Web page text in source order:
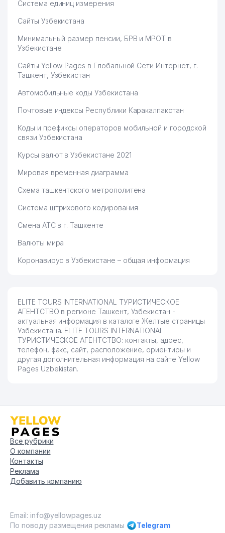
Система единиц измерения
Сайты Узбекистана
Минимальный размер пенсии, БРВ и МРОТ в
Узбекистане
Сайты Yellow Pages в Глобальной Сети Интернет, г.
Ташкент, Узбекистан
Автомобильные коды Узбекистана
Почтовые индексы Республики Каракалпакстан
Коды и префиксы операторов мобильной и городской
связи Узбекистана
Курсы валют в Узбекистане 2021
Мировая временная диаграмма
Схема ташкентского метрополитена
Система штрихового кодирования
Смена АТС в г. Ташкенте
Валюты мира
Коронавирус в Узбекистане – общая информация
ELITE TOURS INTERNATIONAL ТУРИСТИЧЕСКОЕ
АГЕНТСТВО в регионе Ташкент, Узбекистан -
актуальная информация в каталоге Желтые страницы
Узбекистана. ELITE TOURS INTERNATIONAL
ТУРИСТИЧЕСКОЕ АГЕНТСТВО: контакты, адрес,
телефон, факс, сайт, расположение, ориентиры и
другая дополнительная информация на сайте Yellow
Pages Uzbekistan.
Все рубрики
О компании
Контакты
Реклама
Добавить компанию
Email: info@yellowpages.uz
По поводу размещения рекламы
Telegram